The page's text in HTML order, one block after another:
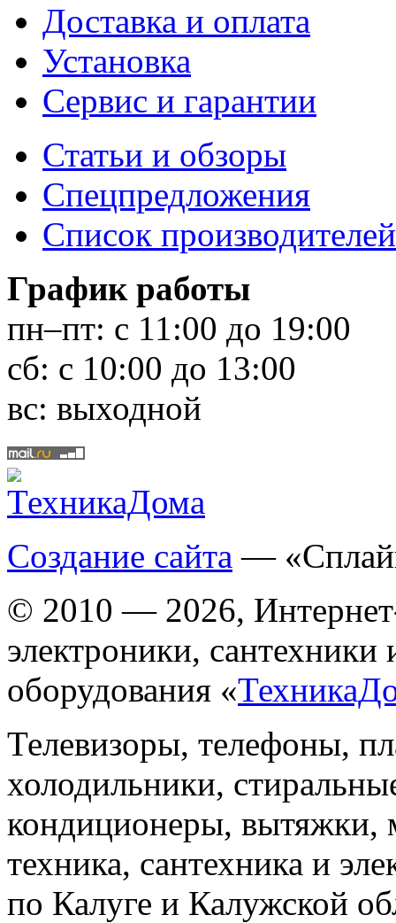
Доставка и оплата
Установка
Сервис и гарантии
Статьи и обзоры
Спецпредложения
Список производителей
График работы
пн–пт: с 11:00 до 19:00
сб: с 10:00 до 13:00
вс: выходной
Создание сайта —
© 2010 — 2026,
электроники, сантехники
оборудования «
Телевизоры, телефоны,
холодильники,
кондиционеры, вытяжки,
техника, сантехника и
по Калуге и Калужской